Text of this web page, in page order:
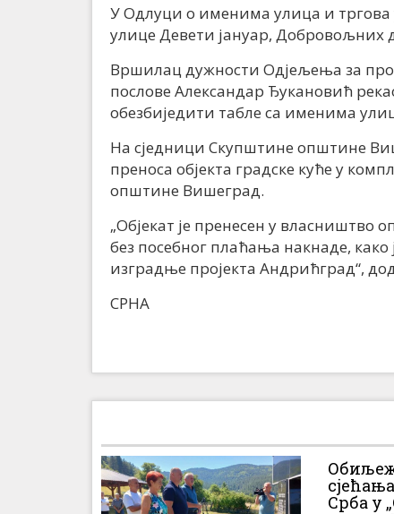
У Одлуци о именима улица и
улице Девети јануар,
Вршилац дужности Одјељења за
послове Александар Ђукановић
обезбиједити табле са именима
На сједници Скупштине општине
преноса објекта градске куће у
општине Вишеград.
„Објекат је пренесен у власништво
без посебног плаћања накнаде,
изградње пројекта Андрићград“,
СРНА
Срба у